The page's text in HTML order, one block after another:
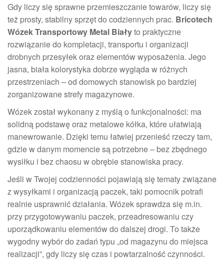
Gdy liczy się sprawne przemieszczanie towarów, liczy się
też prosty, stabilny sprzęt do codziennych prac. Bricotech
Wózek Transportowy Metal Białyto praktyczne
rozwiązanie do kompletacji, transportu i organizacji
drobnych przesyłek oraz elementów wyposażenia. Jego
jasna, biała kolorystyka dobrze wygląda w różnych
przestrzeniach – od domowych stanowisk po bardziej
zorganizowane strefy magazynowe.
Wózek został wykonany z myślą o funkcjonalności: ma
solidną podstawę oraz metalowe kółka, które ułatwiają
manewrowanie. Dzięki temu łatwiej przenieść rzeczy tam,
gdzie w danym momencie są potrzebne – bez zbędnego
wysiłku i bez chaosu w obrębie stanowiska pracy.
Jeśli w Twojej codzienności pojawiają się tematy związane
z wysyłkami i organizacją paczek, taki pomocnik potrafi
realnie usprawnić działania. Wózek sprawdza się m.in.
przy przygotowywaniu paczek, przeadresowaniu czy
uporządkowaniu elementów do dalszej drogi. To także
wygodny wybór do zadań typu „od magazynu do miejsca
realizacji”, gdy liczy się czas i powtarzalność czynności.